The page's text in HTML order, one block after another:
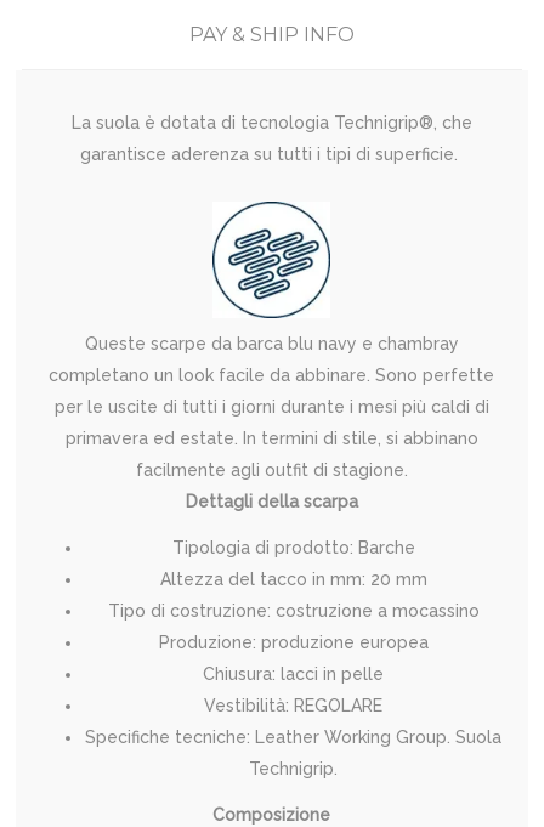
PAY & SHIP INFO
La suola è dotata di tecnologia Technigrip®, che
garantisce aderenza su tutti i tipi di superficie.
Queste scarpe da barca blu navy e chambray
completano un look facile da abbinare. Sono perfette
per le uscite di tutti i giorni durante i mesi più caldi di
primavera ed estate. In termini di stile, si abbinano
facilmente agli outfit di stagione.
Dettagli della scarpa
Tipologia di prodotto: Barche
Altezza del tacco in mm: 20 mm
Tipo di costruzione: costruzione a mocassino
Produzione: produzione europea
Chiusura: lacci in pelle
Vestibilità: REGOLARE
Specifiche tecniche: Leather Working Group. Suola
Technigrip.
Composizione